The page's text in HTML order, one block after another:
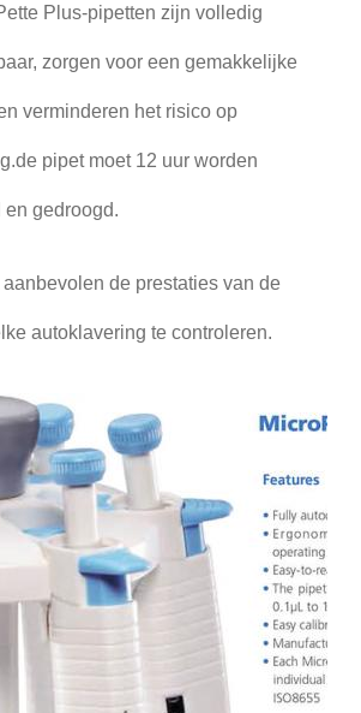
Plus-pipetten zijn volledig
zorgen voor een gemakkelijke
verminderen het risico op
pipet moet 12 uur worden
en gedroogd.
aanbevolen de prestaties van de
autoklavering te controleren.